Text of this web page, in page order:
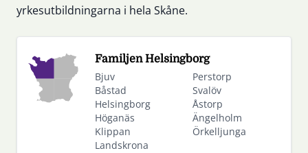
yrkesutbildningarna i hela Skåne.
Familjen Helsingborg
Bjuv
Båstad
Helsingborg
Höganäs
Klippan
Landskrona
Perstorp
Svalöv
Åstorp
Ängelholm
Örkelljunga